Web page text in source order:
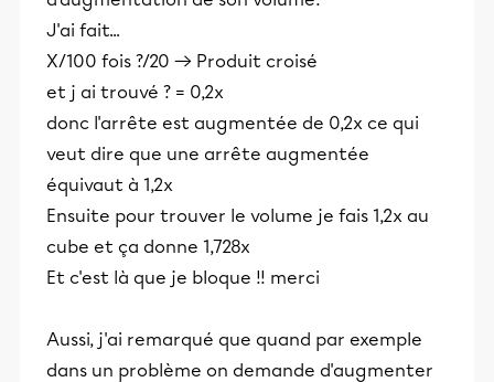
J'ai fait...
X/100 fois ?/20 → Produit croisé
et j ai trouvé ? = 0,2x
donc l'arrête est augmentée de 0,2x ce qui
veut dire que une arrête augmentée
équivaut à 1,2x
Ensuite pour trouver le volume je fais 1,2x au
cube et ça donne 1,728x
Et c'est là que je bloque !! merci
Aussi, j'ai remarqué que quand par exemple
dans un problème on demande d'augmenter